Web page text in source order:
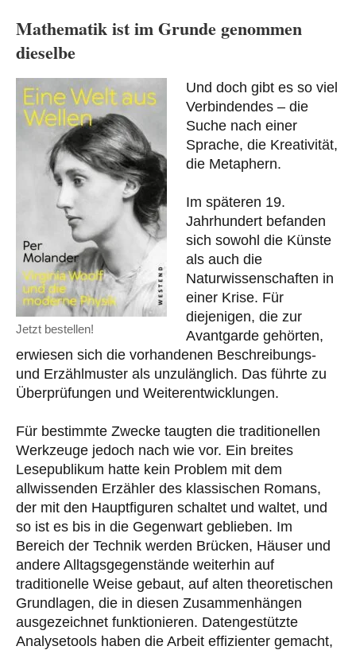
Mathematik ist im Grunde genommen
dieselbe
Jetzt bestellen!
Und doch gibt es so viel
Verbindendes – die
Suche nach einer
Sprache, die Kreativität,
die Metaphern.
Im späteren 19.
Jahrhundert befanden
sich sowohl die Künste
als auch die
Naturwissenschaften in
einer Krise. Für
diejenigen, die zur
Avantgarde gehörten,
erwiesen sich die vorhandenen Beschreibungs-
und Erzählmuster als unzulänglich. Das führte zu
Überprüfungen und Weiterentwicklungen.
Für bestimmte Zwecke taugten die traditionellen
Werkzeuge jedoch nach wie vor. Ein breites
Lesepublikum hatte kein Problem mit dem
allwissenden Erzähler des klassischen Romans,
der mit den Hauptfiguren schaltet und waltet, und
so ist es bis in die Gegenwart geblieben. Im
Bereich der Technik werden Brücken, Häuser und
andere Alltagsgegenstände weiterhin auf
traditionelle Weise gebaut, auf alten theoretischen
Grundlagen, die in diesen Zusammenhängen
ausgezeichnet funktionieren. Datengestützte
Analysetools haben die Arbeit effizienter gemacht,